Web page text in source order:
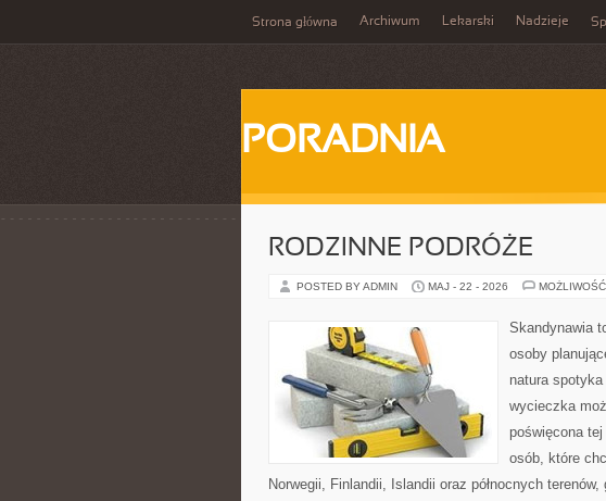
Strona główna Archiwum Lekarski Nadzieje
PORADNIA
RODZINNE PODRÓŻE
POSTED BY ADMIN MAJ - 22 - 2026
Skandynawia
osoby
natura
wycieczka
poświęcona
osób, które
Norwegii, Finlandii, Islandii oraz północnych